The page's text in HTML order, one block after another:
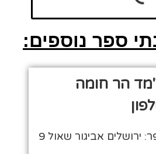
ספר נוספים:
הר חומה
אביגור שאול 9